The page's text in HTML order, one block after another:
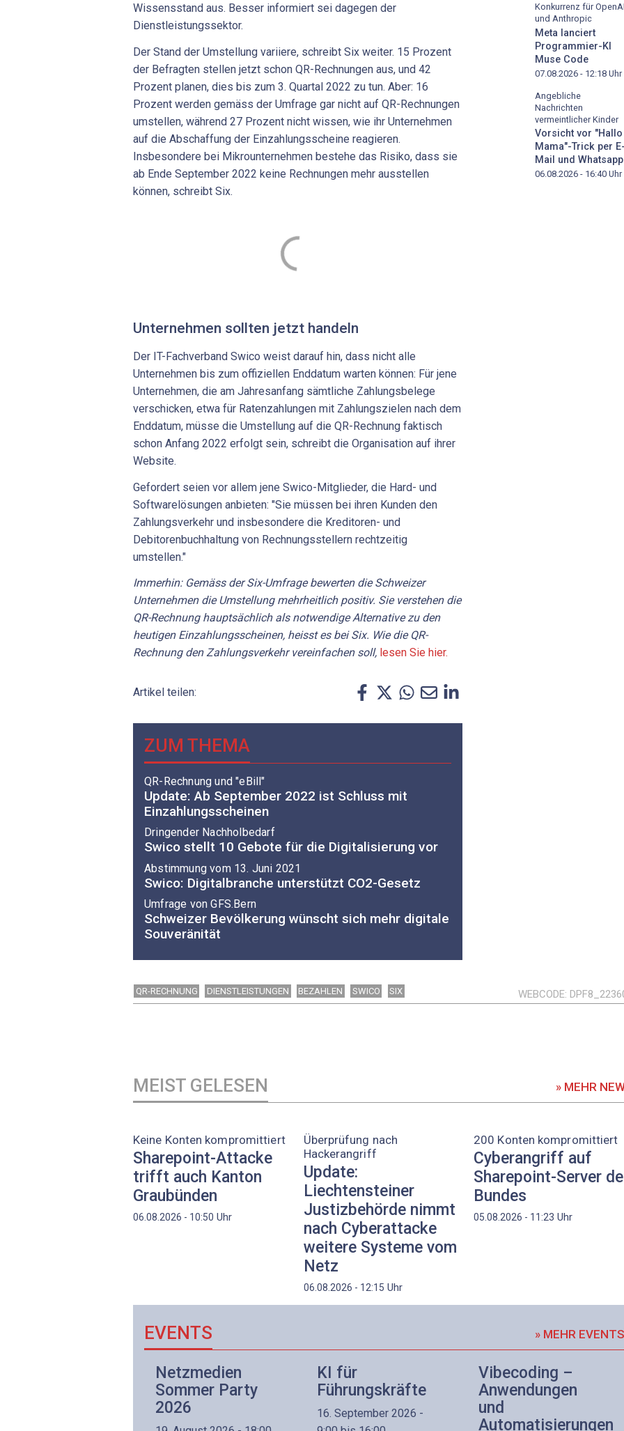
Wissensstand aus. Besser informiert sei dagegen der
Dienstleistungssektor.
Der Stand der Umstellung variiere, schreibt Six weiter. 15 Prozent
der Befragten stellen jetzt schon QR-Rechnungen aus, und 42
Prozent planen, dies bis zum 3. Quartal 2022 zu tun. Aber: 16
Prozent werden gemäss der Umfrage gar nicht auf QR-Rechnungen
umstellen, während 27 Prozent nicht wissen, wie ihr Unternehmen
auf die Abschaffung der Einzahlungsscheine reagieren.
Insbesondere bei Mikrounternehmen bestehe das Risiko, dass sie
ab Ende September 2022 keine Rechnungen mehr ausstellen
können, schreibt Six.
Unternehmen sollten jetzt handeln
Der IT-Fachverband Swico weist darauf hin, dass nicht alle
Unternehmen bis zum offiziellen Enddatum warten können: Für jene
Unternehmen, die am Jahresanfang sämtliche Zahlungsbelege
verschicken, etwa für Ratenzahlungen mit Zahlungszielen nach dem
Enddatum, müsse die Umstellung auf die QR-Rechnung faktisch
schon Anfang 2022 erfolgt sein, schreibt die Organisation auf ihrer
Website.
Gefordert seien vor allem jene Swico-Mitglieder, die Hard- und
Softwarelösungen anbieten: "Sie müssen bei ihren Kunden den
Zahlungsverkehr und insbesondere die Kreditoren- und
Debitorenbuchhaltung von Rechnungsstellern rechtzeitig
umstellen."
Immerhin: Gemäss der Six-Umfrage bewerten die Schweizer
Unternehmen die Umstellung mehrheitlich positiv. Sie verstehen die
QR-Rechnung hauptsächlich als notwendige Alternative zu den
heutigen Einzahlungsscheinen, heisst es bei Six. Wie die QR-
Rechnung den Zahlungsverkehr vereinfachen soll, lesen Sie hier.
Artikel teilen:
ZUM THEMA
QR-Rechnung und "eBill"
Update: Ab September 2022 ist Schluss mit
Einzahlungsscheinen
Dringender Nachholbedarf
Swico stellt 10 Gebote für die Digitalisierung vor
Abstimmung vom 13. Juni 2021
Swico: Digitalbranche unterstützt CO2-Gesetz
Umfrage von GFS.Bern
Schweizer Bevölkerung wünscht sich mehr digitale
Souveränität
Konkurrenz für OpenAI
und Anthropic
Meta lanciert
Programmier-KI
Muse Code
07.08.2026 - 12:18 Uhr
Angebliche
Nachrichten
vermeintlicher Kinder
Vorsicht vor "Hallo
Mama"-Trick per E-
Mail und Whatsapp
06.08.2026 - 16:40 Uhr
QR-RECHNUNG DIENSTLEISTUNGEN BEZAHLEN SWICO SIX WEBCODE
MEIST GELESEN » MEHR
Keine Konten kompromittiert
Sharepoint-Attacke
trifft auch Kanton
Graubünden
06.08.2026 - 10:50 Uhr
Überprüfung nach
Hackerangriff
Update:
Liechtensteiner
Justizbehörde nimmt
nach Cyberattacke
weitere Systeme vom
Netz
06.08.2026 - 12:15 Uhr
200 Konten kompromittiert
Cyberangriff auf
Sharepoint-Server
Bundes
05.08.2026 - 11:23 Uhr
EVENTS » MEHR EVENTS
Netzmedien
Sommer Party
2026
KI für
Führungskräfte
16. September 2026 -
Vibecoding –
Anwendungen
und
Automatisierungen